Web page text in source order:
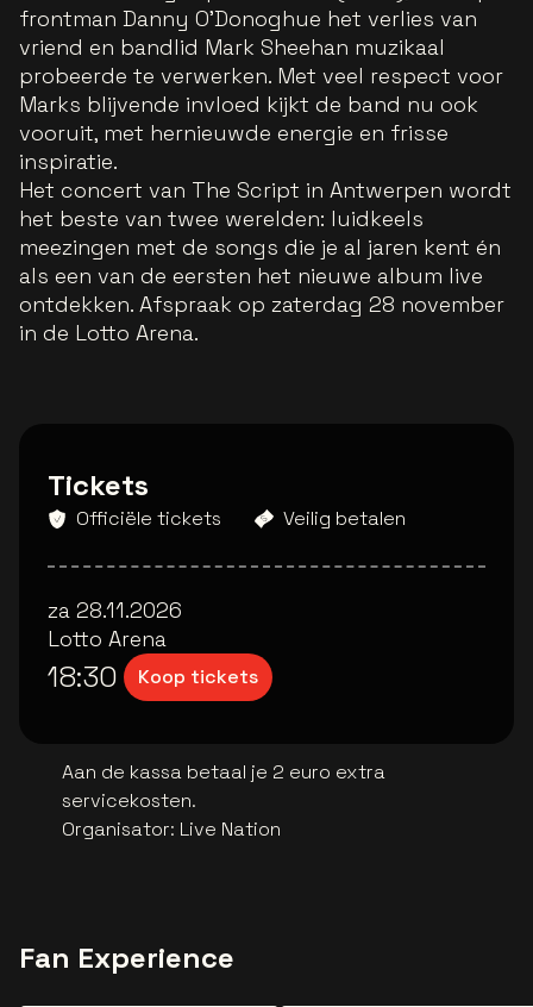
frontman Danny O’Donoghue het verlies van
vriend en bandlid Mark Sheehan muzikaal
probeerde te verwerken. Met veel respect voor
Marks blijvende invloed kijkt de band nu ook
vooruit, met hernieuwde energie en frisse
inspiratie.
Het concert van The Script in Antwerpen wordt
het beste van twee werelden: luidkeels
meezingen met de songs die je al jaren kent én
als een van de eersten het nieuwe album live
ontdekken. Afspraak op zaterdag 28 november
in de Lotto Arena.
Tickets
Officiële tickets Veilig betalen
za 28.11.2026
Lotto Arena
18:30 Koop tickets
Aan de kassa betaal je 2 euro extra
servicekosten.
Organisator: Live Nation
Fan Experience